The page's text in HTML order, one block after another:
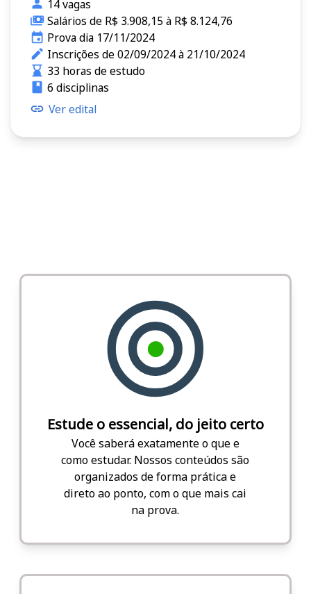
14 vagas
Salários de R$ 3.908,15 à R$ 8.124,76
Prova dia 17/11/2024
Inscrições de 02/09/2024 à 21/10/2024
33 horas de estudo
6 disciplinas
Ver edital
Estude o essencial, do jeito certo
Você saberá exatamente o que e
como estudar. Nossos conteúdos são
organizados de forma prática e
direto ao ponto, com o que mais cai
na prova.